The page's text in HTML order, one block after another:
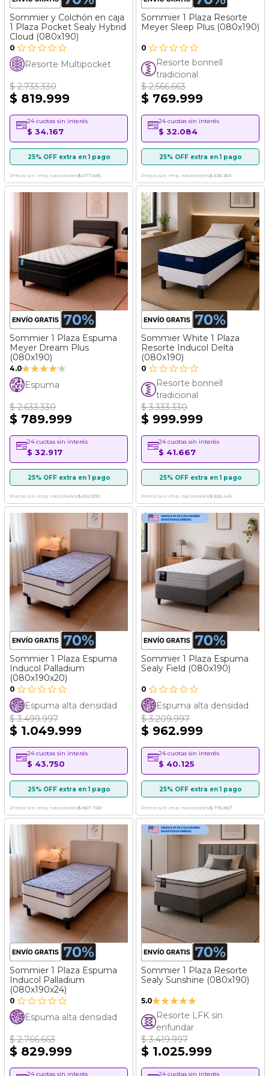
Sommier y Colchón en caja
1 Plaza Pocket Sealy Hybrid
Cloud (080x190)
0
Resorte Multipocket
$ 2.733.330
$ 819.999
24 cuotas sin interés
$ 34.167
25% OFF extra en 1 pago
Precio sin imp. nacionales$ 677.685
Sommier 1 Plaza Resorte
Meyer Sleep Plus (080x190)
0
Resorte bonnell
tradicional
$ 2.566.663
$ 769.999
24 cuotas sin interés
$ 32.084
25% OFF extra en 1 pago
Precio sin imp. nacionales$ 636.363
Sommier 1 Plaza Espuma
Meyer Dream Plus
(080x190)
4.0Valoración:
80%
Espuma
$ 2.633.330
$ 789.999
24 cuotas sin interés
$ 32.917
25% OFF extra en 1 pago
Precio sin imp. nacionales$ 652.892
Sommier White 1 Plaza
Resorte Inducol Delta
(080x190)
0
Resorte bonnell
tradicional
$ 3.333.330
$ 999.999
24 cuotas sin interés
$ 41.667
25% OFF extra en 1 pago
Precio sin imp. nacionales$ 826.445
Sommier 1 Plaza Espuma
Inducol Palladium
(080x190x20)
0
Espuma alta densidad
$ 3.499.997
$ 1.049.999
24 cuotas sin interés
$ 43.750
25% OFF extra en 1 pago
Precio sin imp. nacionales$ 867.768
Sommier 1 Plaza Espuma
Sealy Field (080x190)
0
Espuma alta densidad
$ 3.209.997
$ 962.999
24 cuotas sin interés
$ 40.125
25% OFF extra en 1 pago
Precio sin imp. nacionales$ 795.867
Sommier 1 Plaza Espuma
Inducol Palladium
(080x190x24)
0
Espuma alta densidad
$ 2.766.663
$ 829.999
24 cuotas sin interés
Sommier 1 Plaza Resorte
Sealy Sunshine (080x190)
5.0Valoración:
100%
Resorte LFK sin
enfundar
$ 3.419.997
$ 1.025.999
24 cuotas sin interés